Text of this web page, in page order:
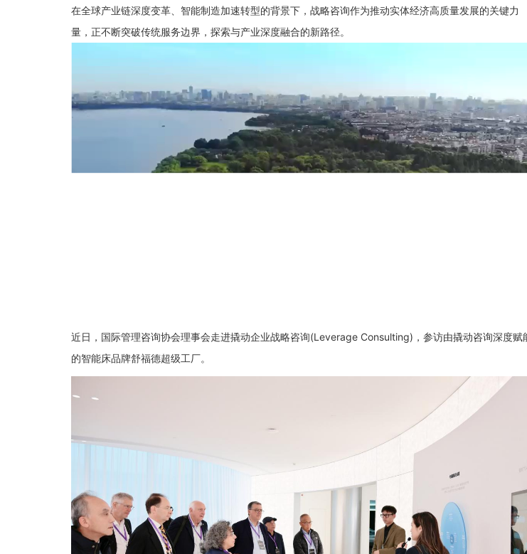
在全球产业链深度变革、智能制造加速转型的背景下，战略咨询作为推动实体经济高质量发展的关键力
量，正不断突破传统服务边界，探索与产业深度融合的新路径。
近日，国际管理咨询协会理事会走进撬动企业战略咨询(Leverage Consulting)，参访由撬动咨询深度赋
的智能床品牌舒福德超级工厂。